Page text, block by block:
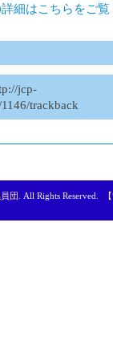
細はこちらをご
jcp-
trackback
団 . All Rights Reserved.